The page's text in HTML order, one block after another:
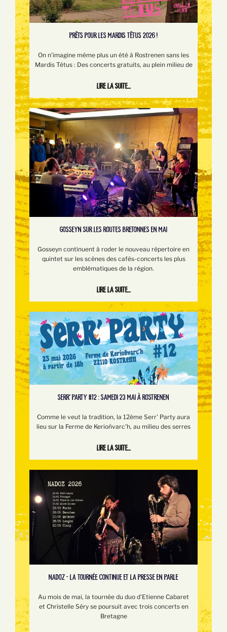
PRÊTS POUR LES MARDIS TÊTUS 2026 !
On n'imagine même plus un été à Rostrenen sans les
Mardis Têtus : Des concerts gratuits, au plein milieu de
Lire la suite...
GOSSEYN SUR LES ROUTES BRETONNES EN MAI
Gosseyn continuent à roder le nouveau répertoire en
quintet sur les scènes des cafés-concerts les plus
emblématiques de la région.
Lire la suite...
SERR’ PARTY #12 : SAMEDI 23 MAI À ROSTRENEN
Comme le veut la tradition, la 12ème Serr' Party aura
lieu sur la Ferme de Kerioñvarc'h, au milieu des serres
Lire la suite...
NADOZ - LA TOURNÉE CONTINUE ET LA PRESSE EN PARLE
Au mois de mai, la tournée du duo d'Etienne Cabaret
et Christelle Séry se poursuit avec trois concerts en
Bretagne